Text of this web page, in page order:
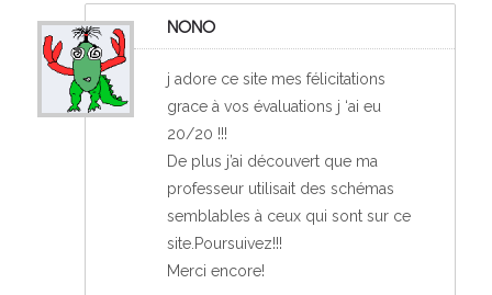
NONO
j adore ce site mes félicitations
grace à vos évaluations j ‘ai eu
20/20 !!!
De plus j’ai découvert que ma
professeur utilisait des schémas
semblables à ceux qui sont sur ce
site.Poursuivez!!!
Merci encore!